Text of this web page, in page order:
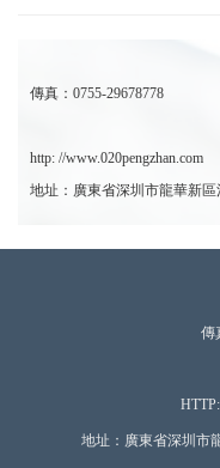
傳真：0755-29678778
http: //www.020pengzhan.com
地址：廣東省深圳市龍華新
傳
地址：廣東省深圳市